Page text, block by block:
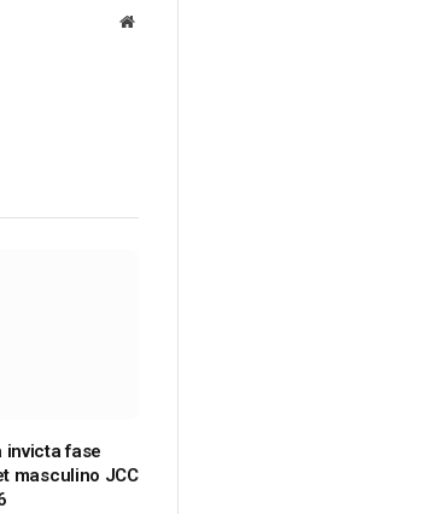
Website
invicta fase
masculino JCC